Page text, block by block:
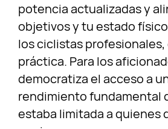
potencia actualizadas y
objetivos y tu estado
los ciclistas profesionales,
práctica. Para los
democratiza el acceso a
rendimiento fundamental
estaba limitada a quienes